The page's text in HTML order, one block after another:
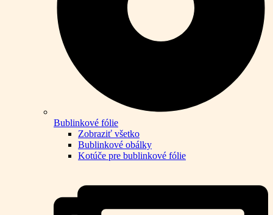
Bublinkové fólie
Zobraziť všetko
Bublinkové obálky
Kotúče pre bublinkové fólie